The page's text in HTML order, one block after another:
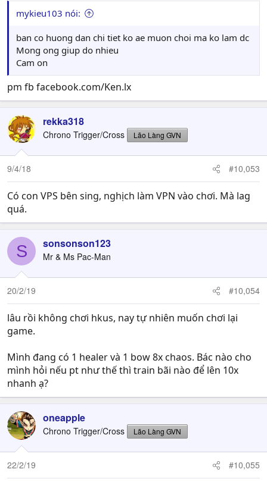
mykieu103 nói:
ban co huong dan chi tiet ko ae muon choi ma ko lam dc
Mong ong giup do nhieu
Cam on
pm fb facebook.com/Ken.lx
rekka318
Chrono Trigger/Cross Lão Làng GVN
9/4/18 #10,053
Có con VPS bên sing, nghịch làm VPN vào chơi. Mà lag
quá.
S sonsonson123
Mr & Ms Pac-Man
20/2/19 #10,054
lâu rồi không chơi hkus, nay tự nhiên muốn chơi lại
game.
Mình đang có 1 healer và 1 bow 8x chaos. Bác nào cho
mình hỏi nếu pt như thế thì train bãi nào để lên 10x
nhanh ạ?
oneapple
Chrono Trigger/Cross Lão Làng GVN
22/2/19 #10,055